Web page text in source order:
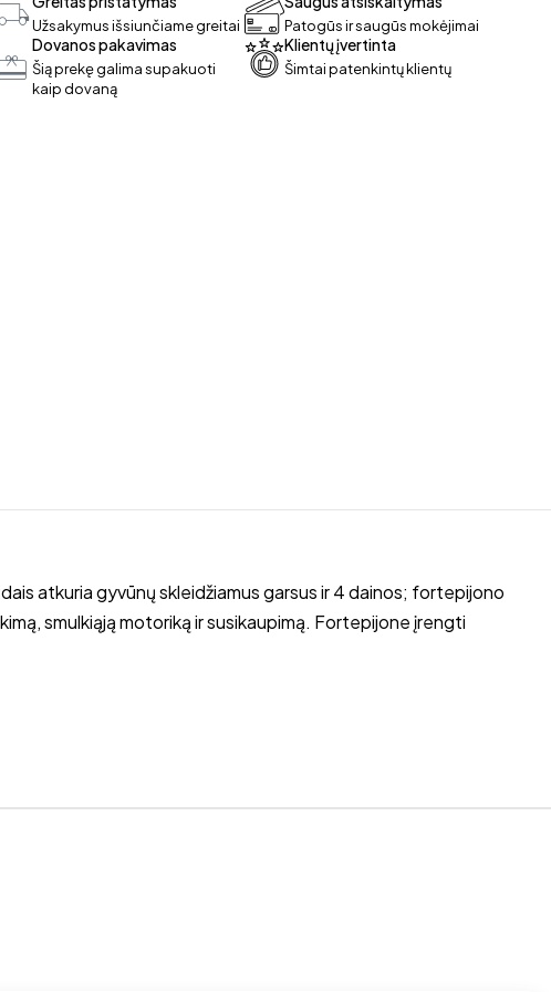
Užsakymus išsiunčiame greitai
Dovanos pakavimas
Šią prekę galima supakuoti
kaip dovaną
Patogūs ir saugūs mokėjimai
Klientų įvertinta
Šimtai patenkintų klientų
atkuria gyvūnų skleidžiamus garsus ir 4 dainos; fortepijono
smulkiąją motoriką ir susikaupimą. Fortepijone įrengti